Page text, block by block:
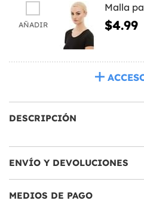
AÑADIR
Malla
$4.99
DESCRIPCIÓN
ENVÍO Y DEVOLUCIONES
MEDIOS DE PAGO